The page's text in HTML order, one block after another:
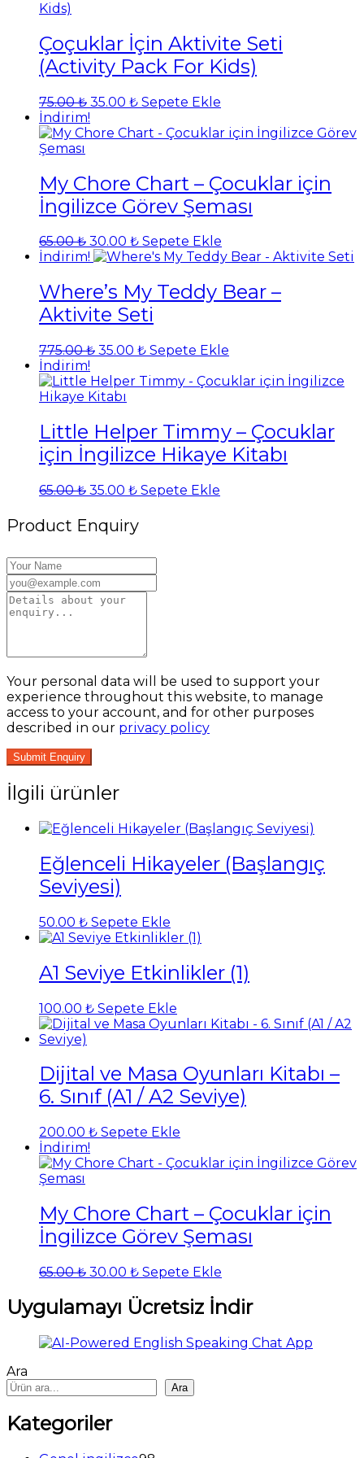
Çoçuklar İçin Aktivite Seti
(Activity Pack For Kids)
75.00₺ Orijinal
75.00 ₺.
35.00 ₺Şu
fiyat:
Sepete Ekle
İndirim!
My Chore Chart – Çocuklar için
İngilizce Görev Şeması
65.00₺ Orijinal
fiyat:
30.00 ₺Şu
andaki
30.00 ₺.
Sepete Ekle
İndirim!
Where’s My Teddy Bear –
Aktivite Seti
775.00₺ Orijinal
775.00 ₺.
35.00 ₺Şu
fiyat:
Sepete Ekle
İndirim!
Little Helper Timmy – Çocuklar
için İngilizce Hikaye Kitabı
65.00₺ Orijinal
65.00 ₺.
35.00 ₺Şu
fiyat:
Sepete Ekle
Product Enquiry
Your personal data will be used to support your
experience throughout this website, to manage
access to your account, and for other purposes
described in our privacy policy
İlgili ürünler
Eğlenceli Hikayeler (Başlangıç
Seviyesi)
50.00 ₺ Sepete Ekle
A1 Seviye Etkinlikler (1)
100.00 ₺ Sepete Ekle
Dijital ve Masa Oyunları Kitabı –
6. Sınıf (A1 / A2 Seviye)
200.00 ₺ Sepete Ekle
İndirim!
My Chore Chart – Çocuklar için
İngilizce Görev Şeması
65.00₺ Orijinal
65.00 ₺.
30.00 ₺Şu
fiyat:
30.00 ₺.
Sepete Ekle
Uygulamayı Ücretsiz İndir
Ara
Ara
Kategoriler